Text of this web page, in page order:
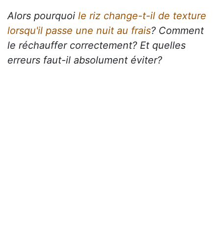
Alors pourquoi le riz change-t-il de texture
lorsqu'il passe une nuit au frais? Comment
le réchauffer correctement? Et quelles
erreurs faut-il absolument éviter?